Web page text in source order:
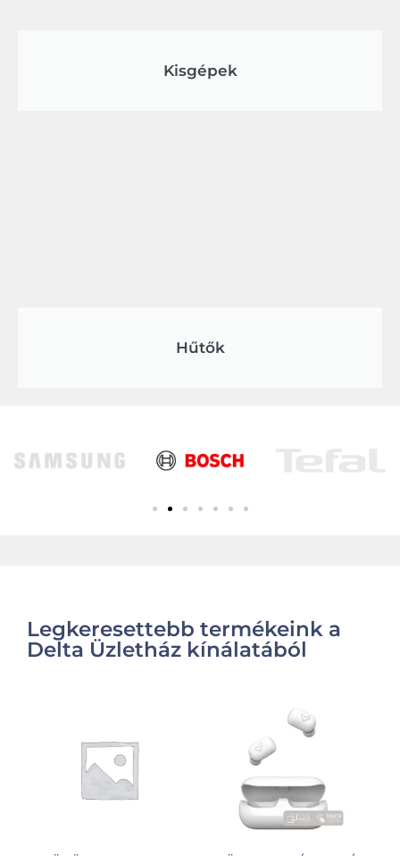
Kisgépek
Hűtők
Legkeresettebb termékeink a
Delta Üzletház kínálatából